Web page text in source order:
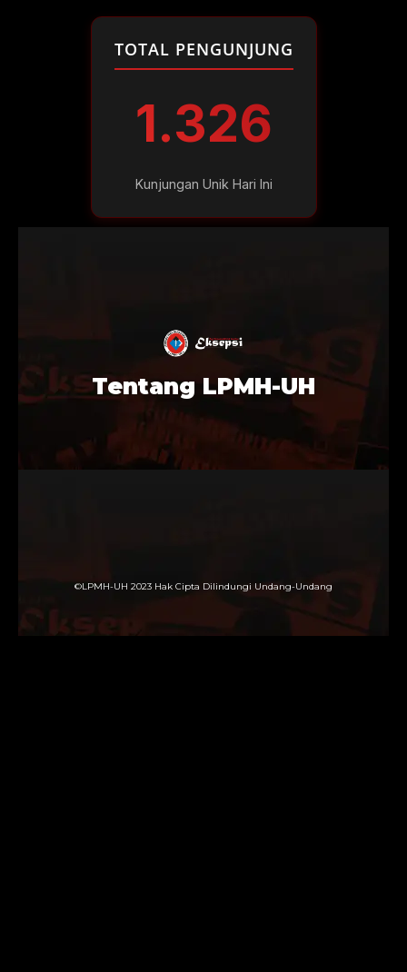
TOTAL PENGUNJUNG
1.326
Kunjungan Unik Hari Ini
Tentang LPMH-UH
©LPMH-UH 2023 Hak Cipta Dilindungi Undang-Undang